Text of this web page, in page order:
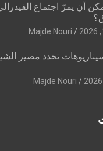
أن يمرّ اجتماع
Majde Nouri
تحدد مصير
Majde Nouri